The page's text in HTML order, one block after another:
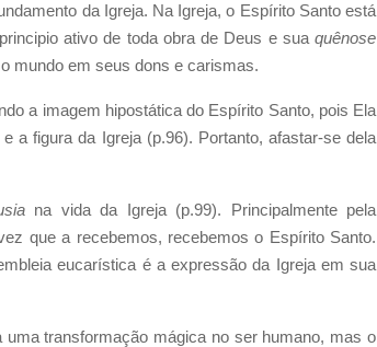
da Igreja. Na Igreja, o Espírito Santo está
ativo de toda obra de Deus e sua quênose
mundo em seus dons e carismas.
a imagem hipostática do Espírito Santo, pois Ela
a figura da Igreja (p.96). Portanto, afastar-se dela
na vida da Igreja (p.99). Principalmente pela
que a recebemos, recebemos o Espírito Santo.
eucarística é a expressão da Igreja em sua
transformação mágica no ser humano, mas o